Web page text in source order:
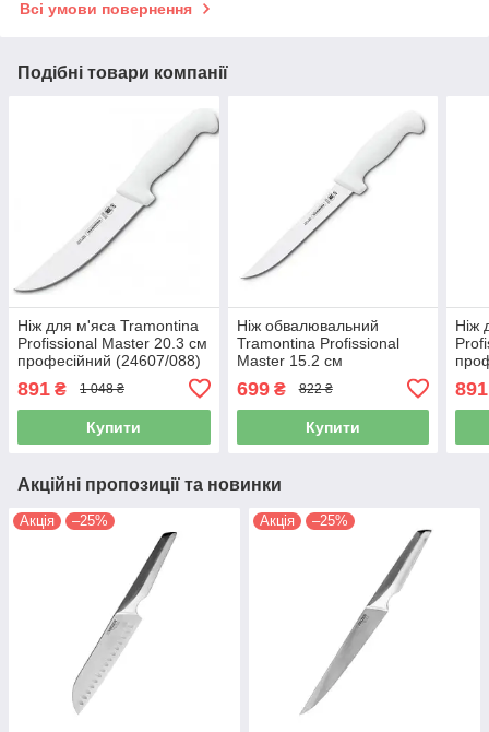
Всі умови повернення
Подібні товари компанії
Ніж для м'яса Tramontina
Profissional Master 20.3 см
професійний (24607/088)
891 ₴ 1 048 ₴
Купити
Ніж обвалювальний
Tramontina Profissional
Master 15.2 см
професійний (24605/086)
699₴ 822 ₴
Купити
Ніж
891
Акційні пропозиції та новинки
Акція –25% Акція –25%